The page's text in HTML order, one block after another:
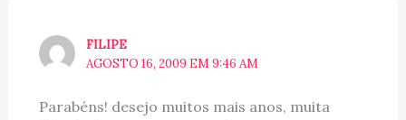
FILIPE
AGOSTO 16, 2009 EM 9:46 AM
Parabéns! desejo muitos mais anos, muita